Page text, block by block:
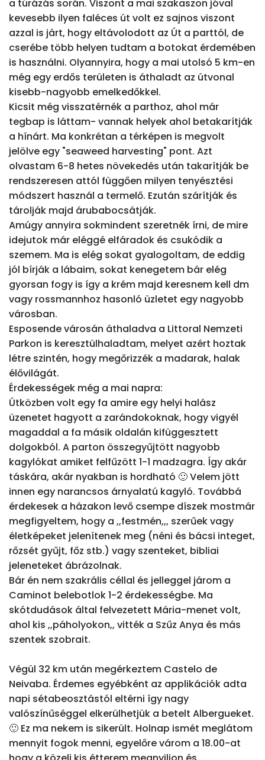
a túrázás során. Viszont a mai szakaszon jóval
kevesebb ilyen faléces út volt ez sajnos viszont
azzal is járt, hogy eltávolodott az Út a parttól, de
cserébe több helyen tudtam a botokat érdemében
is használni. Olyannyira, hogy a mai utolsó 5 km-en
még egy erdős területen is áthaladt az útvonal
kisebb-nagyobb emelkedőkkel.
Kicsit még visszatérnék a parthoz, ahol már
tegbap is láttam- vannak helyek ahol betakarítják
a hínárt. Ma konkrétan a térképen is megvolt
jelölve egy "seaweed harvesting" pont. Azt
olvastam 6-8 hetes növekedés után takarítják be
rendszeresen attól függően milyen tenyésztési
módszert használ a termelő. Ezután szárítják és
tárolják majd árubabocsátják.
Amúgy annyira sokmindent szeretnék írni, de mire
idejutok már eléggé elfáradok és csukódik a
szemem. Ma is elég sokat gyalogoltam, de eddig
jól bírják a lábaim, sokat kenegetem bár elég
gyorsan fogy is így a krém majd keresnem kell dm
vagy rossmannhoz hasonló üzletet egy nagyobb
városban.
Esposende városán áthaladva a Littoral Nemzeti
Parkon is keresztülhaladtam, melyet azért hoztak
létre szintén, hogy megőrizzék a madarak, halak
élővilágát.
Érdekességek még a mai napra:
Útközben volt egy fa amire egy helyi halász
üzenetet hagyott a zarándokoknak, hogy vigyél
magaddal a fa másik oldalán kifüggesztett
dolgokból. A parton összegyűjtött nagyobb
kagylókat amiket felfűzött 1-1 madzagra. Így akár
táskára, akár nyakban is hordható 🙂 Velem jött
innen egy narancsos árnyalatú kagyló. Továbbá
érdekesek a házakon levő csempe díszek mostmár
megfigyeltem, hogy a ,,festmén,,, szerűek vagy
életképeket jelenítenek meg (néni és bácsi integet,
rőzsét gyűjt, főz stb.) vagy szenteket, bibliai
jeleneteket ábrázolnak.
Bár én nem szakrális céllal és jelleggel járom a
Caminot belebotlok 1-2 érdekességbe. Ma
skótdudások által felvezetett Mária-menet volt,
ahol kis ,,páholyokon,, vitték a Szűz Anya és más
szentek szobrait.
Végül 32 km után megérkeztem Castelo de
Neivaba. Érdemes egyébként az applikációk adta
napi sétabeosztástól eltérni így nagy
valószínűséggel elkerülhetjük a betelt Albergueket.
🙂 Ez ma nekem is sikerült. Holnap ismét meglátom
mennyit fogok menni, egyelőre várom a 18.00-at